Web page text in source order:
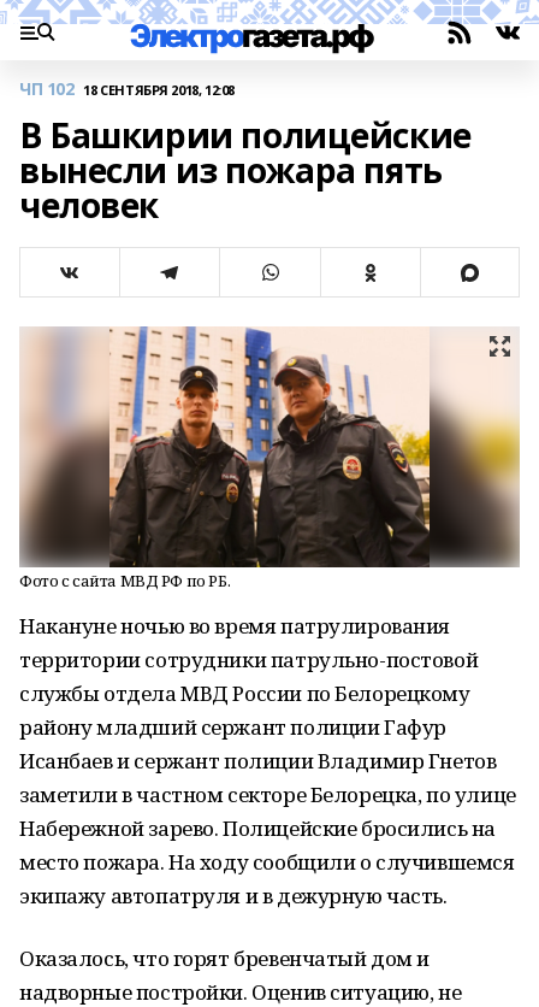
ЧП 102 18 СЕНТЯБРЯ 2018, 12:08
В Башкирии полицейские
вынесли из пожара пять
человек
Фото с сайта МВД РФ по РБ.
Накануне ночью во время патрулирования
территории сотрудники патрульно-постовой
службы отдела МВД России по Белорецкому
району младший сержант полиции Гафур
Исанбаев и сержант полиции Владимир Гнетов
заметили в частном секторе Белорецка, по улице
Набережной зарево. Полицейские бросились на
место пожара. На ходу сообщили о случившемся
экипажу автопатруля и в дежурную часть.
Оказалось, что горят бревенчатый дом и
надворные постройки. Оценив ситуацию, не